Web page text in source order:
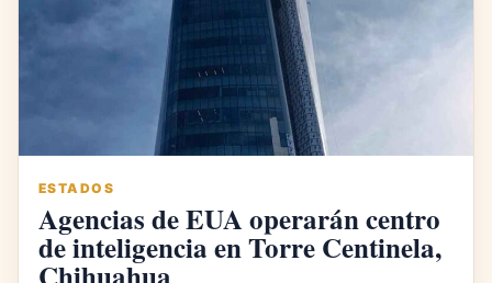
ESTADOS
Agencias de EUA operarán centro
de inteligencia en Torre Centinela,